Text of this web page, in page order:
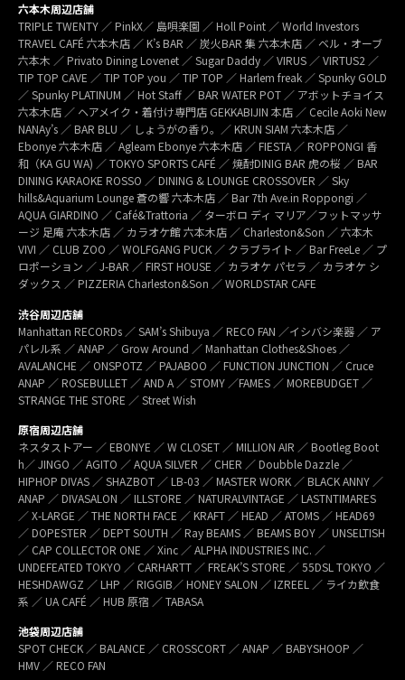
六本木周辺店舗
TRIPLE TWENTY ／ PinkX／ 島唄楽園 ／ Holl Point ／ World Investors
TRAVEL CAFÉ 六本木店 ／ K’s BAR ／ 炭火BAR 集 六本木店 ／ ベル・オーブ
六本木 ／ Privato Dining Lovenet ／ Sugar Daddy ／ VIRUS ／ VIRTUS2 ／
TIP TOP CAVE ／ TIP TOP you ／ TIP TOP ／ Harlem freak ／ Spunky GOLD
／ Spunky PLATINUM ／ Hot Staff ／ BAR WATER POT ／ アボットチョイス
六本木店 ／ ヘアメイク・着付け専門店 GEKKABIJIN 本店 ／ Cecile Aoki New
NANAy’s ／ BAR BLU ／ しょうがの香り。／ KRUN SIAM 六本木店 ／
Ebonye 六本木店 ／ Agleam Ebonye 六本木店 ／ FIESTA ／ ROPPONGI 香
和（KA GU WA) ／ TOKYO SPORTS CAFÉ ／ 焼酎DINIG BAR 虎の桜 ／ BAR
DINING KARAOKE ROSSO ／ DINING & LOUNGE CROSSOVER ／ Sky
hills&Aquarium Lounge 蒼の響 六本木店 ／ Bar 7th Ave.in Roppongi ／
AQUA GIARDINO ／ Café&Trattoria ／ ターボロ ディ マリア／フットマッサ
ージ 足庵 六本木店 ／ カラオケ館 六本木店 ／ Charleston&Son ／ 六本木
VIVI ／ CLUB ZOO ／ WOLFGANG PUCK ／ クラブライト ／ Bar FreeLe ／ プ
ロポーション ／ J-BAR ／ FIRST HOUSE ／ カラオケ パセラ ／ カラオケ シ
ダックス ／ PIZZERIA Charleston&Son ／ WORLDSTAR CAFE
渋谷周辺店舗
Manhattan RECORDs ／ SAM’s Shibuya ／ RECO FAN ／イシバシ楽器 ／ ア
パレル系 ／ ANAP ／ Grow Around ／ Manhattan Clothes&Shoes ／
AVALANCHE ／ ONSPOTZ ／ PAJABOO ／ FUNCTION JUNCTION ／ Cruce
ANAP ／ ROSEBULLET ／ AND A ／ STOMY ／FAMES ／ MOREBUDGET ／
STRANGE THE STORE ／ Street Wish
原宿周辺店舗
ネスタストアー ／ EBONYE ／ W CLOSET ／ MILLION AIR ／ Bootleg Boot
h／ JINGO ／ AGITO ／ AQUA SILVER ／ CHER ／ Doubble Dazzle ／
HIPHOP DIVAS ／ SHAZBOT ／ LB-03 ／ MASTER WORK ／ BLACK ANNY ／
ANAP ／ DIVASALON ／ ILLSTORE ／ NATURALVINTAGE ／ LASTNTIMARES
／ X-LARGE ／ THE NORTH FACE ／ KRAFT ／ HEAD ／ ATOMS ／ HEAD69
／ DOPESTER ／ DEPT SOUTH ／ Ray BEAMS ／ BEAMS BOY ／ UNSELTISH
／ CAP COLLECTOR ONE ／ Xinc ／ ALPHA INDUSTRIES INC. ／
UNDEFEATED TOKYO ／ CARHARTT ／ FREAK’S STORE ／ 55DSL TOKYO ／
HESHDAWGZ ／ LHP ／ RIGGIB／ HONEY SALON ／ IZREEL ／ ライカ飲食
系 ／ UA CAFÉ ／ HUB 原宿 ／ TABASA
池袋周辺店舗
SPOT CHECK ／ BALANCE ／ CROSSCORT ／ ANAP ／ BABYSHOOP ／
HMV ／ RECO FAN